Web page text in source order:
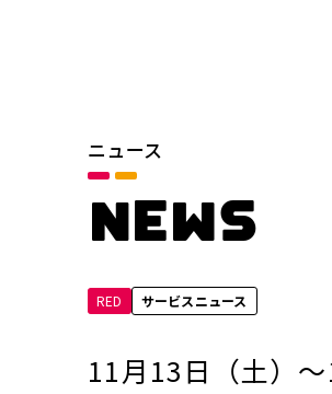
ニュース
NEWS
RED サービスニュース
11月13日（土）
カテゴリ
サービスニュース